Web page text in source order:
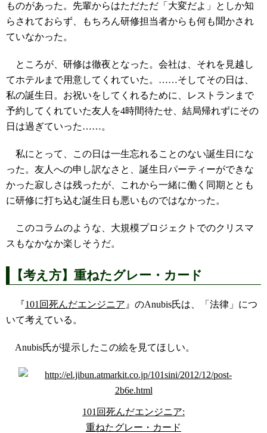
ものがあった。先輩からはただただ「大変だよ」としか知
らされておらず、もちろん研修担当者からも何も聞かされ
ていなかった。
ところが、研修は徹夜となった。会社は、それを見越し
てホテルまで用意してくれていた。……そしてその日は、
私の誕生日。お祝いをしてくれるために、レストランまで
予約してくれていた友人を4時間待たせ、結局帰れずにその
日は過ぎていった……。
私にとって、この日は一生忘れることのない誕生日にな
った。友人への申し訳なさと、誕生日パーティーができな
かった寂しさは残ったが、これから一緒に働く同期ととも
に研修に打ち込む誕生日も悪いものではなかった。
このコラムのような、大規模プロジェクトでのクリスマ
スもなかなか楽しそうだ。
【考え方】重ねたグレー・カード
『101回死んだエンジニア 』のAnubis氏は、「法律」につ
いて考えている。
Anubis氏が提示したこの絵を見てほしい。
101回死んだエンジニア:
重ねたグレー・カード